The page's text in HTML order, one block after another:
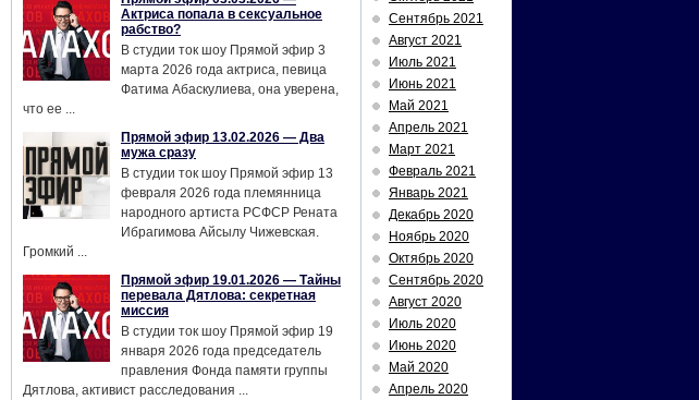
Актриса попала в сексуальное
рабство?
В студии ток шоу Прямой эфир 3
марта 2026 года актриса, певица
Фатима Абаскулиева, она уверена,
что ее ...
Прямой эфир 13.02.2026 — Два
мужа сразу
В студии ток шоу Прямой эфир 13
февраля 2026 года племянница
народного артиста РСФСР Рената
Ибрагимова Айсылу Чижевская.
Громкий ...
Прямой эфир 19.01.2026 — Тайны
перевала Дятлова: секретная
миссия
В студии ток шоу Прямой эфир 19
января 2026 года председатель
правления Фонда памяти группы
Дятлова, активист расследования ...
Сентябрь 2021
Август 2021
Июль 2021
Июнь 2021
Май 2021
Апрель 2021
Март 2021
Февраль 2021
Январь 2021
Декабрь 2020
Ноябрь 2020
Октябрь 2020
Сентябрь 2020
Август 2020
Июль 2020
Июнь 2020
Май 2020
Апрель 2020